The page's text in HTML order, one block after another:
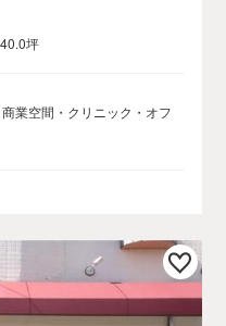
40.0坪
業空間・クリニック・オフ